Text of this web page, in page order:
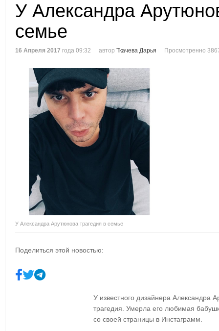
У Александра
семье
16 Апреля 2017 года 09:32 автор Ткачева Дарья Просмотренно
У Александра Арутюнова трагедия в семье
Поделиться этой новостью:
У известного дизайнера Александра
трагедия. Умерла его любимая
со своей страницы в Инстаграмм.